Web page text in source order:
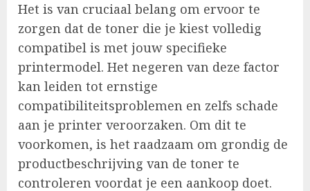
Het is van cruciaal belang om ervoor te
zorgen dat de toner die je kiest volledig
compatibel is met jouw specifieke
printermodel. Het negeren van deze factor
kan leiden tot ernstige
compatibiliteitsproblemen en zelfs schade
aan je printer veroorzaken. Om dit te
voorkomen, is het raadzaam om grondig de
productbeschrijving van de toner te
controleren voordat je een aankoop doet.